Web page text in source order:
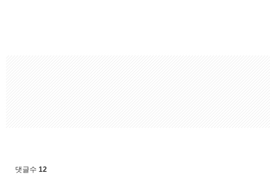
댓글수 12